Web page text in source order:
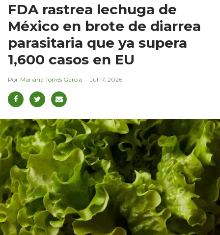
FDA rastrea lechuga de
México en brote de diarrea
parasitaria que ya supera
1,600 casos en EU
Mariana Torres García Jul 17, 2026